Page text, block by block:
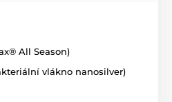
All Season)
vlákno nanosilver)